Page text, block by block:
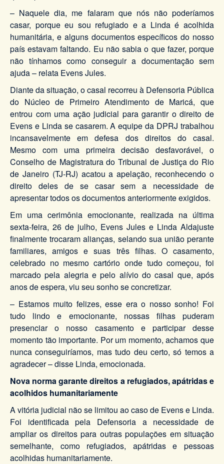
– Naquele dia, me falaram que nós não poderíamos
casar, porque eu sou refugiado e a Linda é acolhida
humanitária, e alguns documentos específicos do nosso
país estavam faltando. Eu não sabia o que fazer, porque
não tínhamos como conseguir a documentação sem
ajuda – relata Evens Jules.
Diante da situação, o casal recorreu à Defensoria Pública
do Núcleo de Primeiro Atendimento de Maricá, que
entrou com uma ação judicial para garantir o direito de
Evens e Linda se casarem. A equipe da DPRJ trabalhou
incansavelmente em defesa dos direitos do casal.
Mesmo com uma primeira decisão desfavorável, o
Conselho de Magistratura do Tribunal de Justiça do Rio
de Janeiro (TJ-RJ) acatou a apelação, reconhecendo o
direito deles de se casar sem a necessidade de
apresentar todos os documentos anteriormente exigidos.
Em uma cerimônia emocionante, realizada na última
sexta-feira, 26 de julho, Evens Jules e Linda Aldajuste
finalmente trocaram alianças, selando sua união perante
familiares, amigos e suas três filhas. O casamento,
celebrado no mesmo cartório onde tudo começou, foi
marcado pela alegria e pelo alívio do casal que, após
anos de espera, viu seu sonho se concretizar.
– Estamos muito felizes, esse era o nosso sonho! Foi
tudo lindo e emocionante, nossas filhas puderam
presenciar o nosso casamento e participar desse
momento tão importante. Por um momento, achamos que
nunca conseguiríamos, mas tudo deu certo, só temos a
agradecer – disse Linda, emocionada.
Nova norma garante direitos a refugiados, apátridas e
acolhidos humanitariamente
A vitória judicial não se limitou ao caso de Evens e Linda.
Foi identificada pela Defensoria a necessidade de
ampliar os direitos para outras populações em situação
semelhante, como refugiados, apátridas e pessoas
acolhidas humanitariamente.